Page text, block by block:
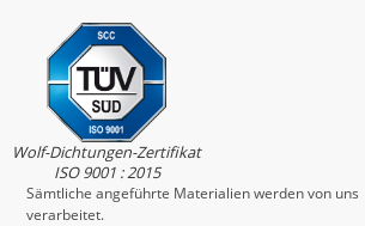
Wolf-Dichtungen-Zertifikat
ISO 9001 : 2015
Sämtliche angeführte Materialien werden von uns
verarbeitet.